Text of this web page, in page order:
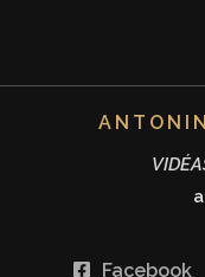
Facebook